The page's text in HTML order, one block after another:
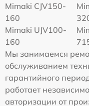
Mimaki СJV150-
160
Mimaki UJV100-
160
Мы занимаемся
обслуживанием
гарантийного
работает
авторизации от